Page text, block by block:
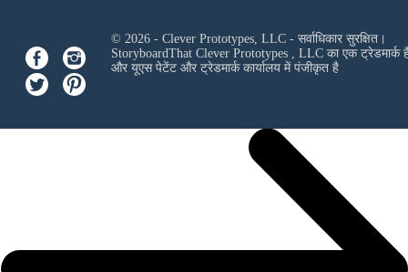
© 2026 - Clever Prototypes, LLC - सर्वाधिकार सुरक्षित।
StoryboardThat Clever Prototypes , LLCका एक ट्रेडमार्क
और यूएस पेटेंट और ट्रेडमार्क कार्यालय में पंजीकृत है